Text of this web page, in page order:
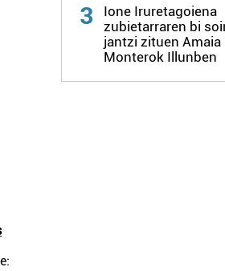
3
Ione Iruretagoiena
zubietarraren bi
jantzi zituen Amaia
Monterok Illunben